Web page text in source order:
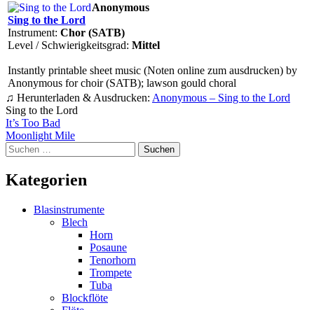
Anonymous
Sing to the Lord
Instrument: Chor (SATB)
Level / Schwierigkeitsgrad: Mittel
Instantly printable sheet music (Noten online zum ausdrucken) by
Anonymous for choir (SATB); lawson gould choral
♫ Herunterladen & Ausdrucken: Anonymous – Sing to the Lord
Sing to the Lord
Beitragsnavigation
It’s Too Bad
Moonlight Mile
Suchen
nach:
Kategorien
Blasinstrumente
Blech
Horn
Posaune
Tenorhorn
Trompete
Tuba
Blockflöte